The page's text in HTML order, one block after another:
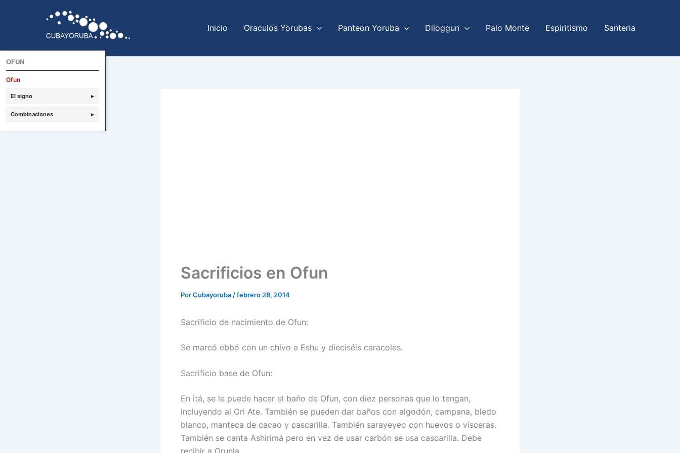
Inicio Oraculos Yorubas Panteon Yoruba Diloggun Palo Monte Espiritismo Santeria
Sacrificios en Ofun
PorCubayoruba /febrero 28, 2014
Sacrificio de nacimiento de Ofun:
Se marcó ebbó con un chivo a Eshu y dieciséis caracoles.
Sacrificio base de Ofun:
En itá, se le puede hacer el baño de Ofun, con diez personas que lo tengan,
incluyendo al Ori Ate. También se pueden dar baños con algodón, campana, bledo
blanco, manteca de cacao y cascarilla. También sarayeyeo con huevos o vísceras.
También se canta Ashirimá pero en vez de usar carbón se usa cascarilla. Debe
OFUN
Ofun
El signo ▸
Combinaciones ▸